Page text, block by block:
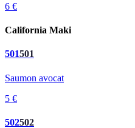
6 €
California Maki
501501
Saumon avocat
5 €
502502